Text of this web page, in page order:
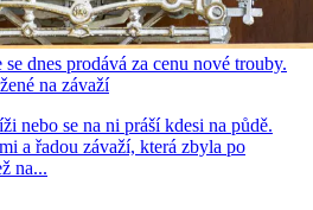
dnes prodává za cenu nové trouby.
na závaží
nebo se na ni práší kdesi na půdě.
a řadou závaží, která zbyla po
na...